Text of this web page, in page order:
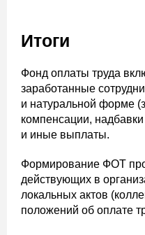
Итоги
Фонд оплаты труда
заработанные
и натуральной форме
компенсации,
и иные выплаты.
Формирование ФОТ
действующих в
локальных актов
положений об оплате